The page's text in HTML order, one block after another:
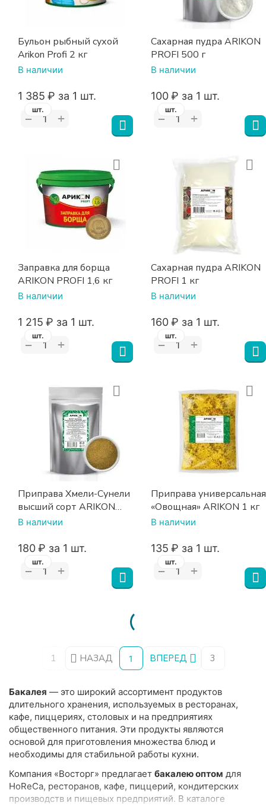
Бульон рыбный сухой
Arikon Profi 2 кг
В наличии
1 385 ₽ за 1 шт.
− +
шт.
Сахарная пудра ARIKON
PROFI 500 г
В наличии
‍100‍₽ за 1 шт.
− +
шт.
Заправка для борща
ARIKON PROFI 1,6 кг
В наличии
1 215 ₽ за 1 шт.
− +
шт.
Сахарная пудра ARIKON
PROFI 1 кг
В наличии
‍160‍₽ за 1 шт.
− +
шт.
Приправа Хмели-Сунели
высший сорт ARIKON
400 г
В наличии
‍180‍₽ за 1 шт.
− +
шт.
Приправа универсальная
«Овощная» ARIKON 1 кг
В наличии
‍135‍ ₽ за 1 шт.
− +
шт.
1 НАЗАД 1 ВПЕРЕД 3
Бакалея — это широкий ассортимент продуктов
длительного хранения, используемых в ресторанах,
кафе, пиццериях, столовых и на предприятиях
общественного питания. Эти продукты являются
основой для приготовления множества блюд и
необходимы для стабильной работы кухни.
Компания «Восторг» предлагает бакалею оптом для
HoReCa, ресторанов, кафе, пиццерий, кондитерских
производств и пищевых предприятий. В каталоге